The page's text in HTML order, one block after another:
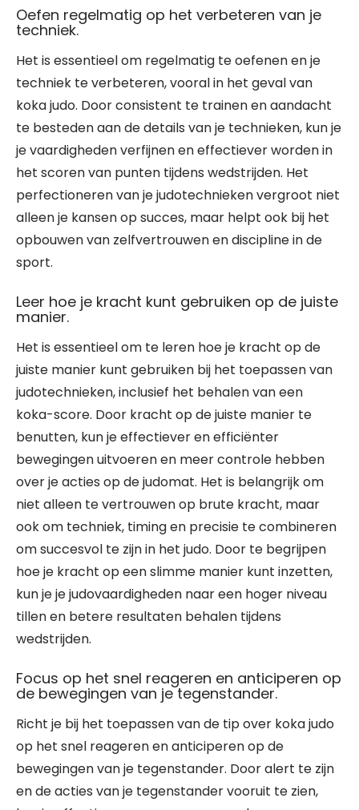
Oefen regelmatig op het verbeteren van je
techniek.
Het is essentieel om regelmatig te oefenen en je
techniek te verbeteren, vooral in het geval van
koka judo. Door consistent te trainen en aandacht
te besteden aan de details van je technieken, kun je
je vaardigheden verfijnen en effectiever worden in
het scoren van punten tijdens wedstrijden. Het
perfectioneren van je judotechnieken vergroot niet
alleen je kansen op succes, maar helpt ook bij het
opbouwen van zelfvertrouwen en discipline in de
sport.
Leer hoe je kracht kunt gebruiken op de juiste
manier.
Het is essentieel om te leren hoe je kracht op de
juiste manier kunt gebruiken bij het toepassen van
judotechnieken, inclusief het behalen van een
koka-score. Door kracht op de juiste manier te
benutten, kun je effectiever en efficiënter
bewegingen uitvoeren en meer controle hebben
over je acties op de judomat. Het is belangrijk om
niet alleen te vertrouwen op brute kracht, maar
ook om techniek, timing en precisie te combineren
om succesvol te zijn in het judo. Door te begrijpen
hoe je kracht op een slimme manier kunt inzetten,
kun je je judovaardigheden naar een hoger niveau
tillen en betere resultaten behalen tijdens
wedstrijden.
Focus op het snel reageren en anticiperen op
de bewegingen van je tegenstander.
Richt je bij het toepassen van de tip over koka judo
op het snel reageren en anticiperen op de
bewegingen van je tegenstander. Door alert te zijn
en de acties van je tegenstander vooruit te zien,